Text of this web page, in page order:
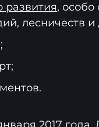
развития,
лесничеств и